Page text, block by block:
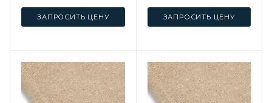
ЗАПРОСИТЬ ЦЕНУ ЗАПРОСИТЬ ЦЕНУ